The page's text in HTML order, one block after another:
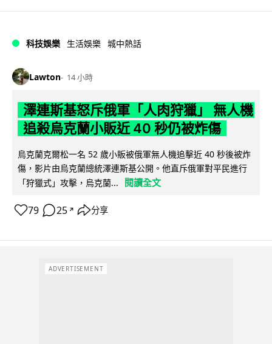
科技娛樂 生活娛樂 城中熱話
Lawton 14 小時
澤連斯基怒斥俄軍「人肉狩獵」 無人機
追殺烏克蘭小販近 40 秒仍被炸傷
烏克蘭克爾松一名 52 歲小販被俄軍無人機追擊近 40 秒後被炸
傷，影片由烏克蘭總統澤連斯基公開。他直斥俄軍對平民進行
「狩獵式」攻擊，烏克蘭...
閱讀全文
79 25 ↗ 分享
ADVERTISEMENT